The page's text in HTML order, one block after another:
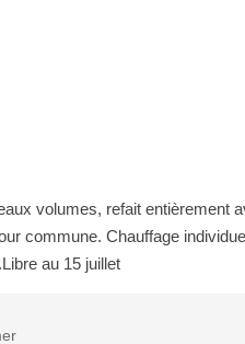
volumes, refait entièrement
commune. Chauffage
au 15 juillet